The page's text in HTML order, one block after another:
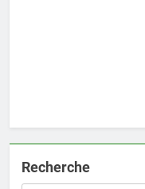
Recherche